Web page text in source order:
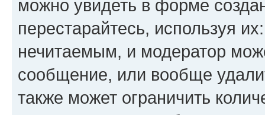
можно увидеть в форме
перестарайтесь, используя
нечитаемым, и модератор
сообщение, или вообще
также может ограничить